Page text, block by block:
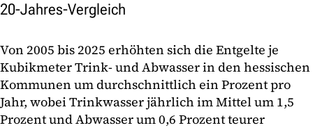
20-Jahres-Vergleich
Von 2005 bis 2025 erhöhten sich die Entgelte je
Kubikmeter Trink- und Abwasser in den hessischen
Kommunen um durchschnittlich ein Prozent pro
Jahr, wobei Trinkwasser jährlich im Mittel um 1,5
Prozent und Abwasser um 0,6 Prozent teurer